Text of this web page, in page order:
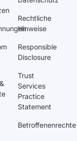
Rechtliche
Hinweise
Responsible
Disclosure
Trust
Services
Practice
Statement
Betroffenenrechte